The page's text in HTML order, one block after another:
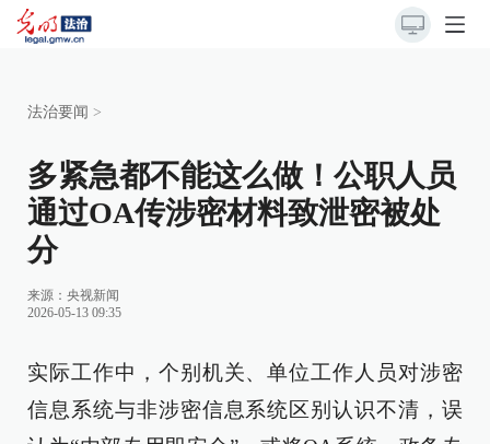
法治要闻 >
多紧急都不能这么做！公职人员
通过OA传涉密材料致泄密被处
分
来源： 央视新闻
2026-05-13 09:35
实际工作中，个别机关、单位工作人员对涉密
信息系统与非涉密信息系统区别认识不清，误